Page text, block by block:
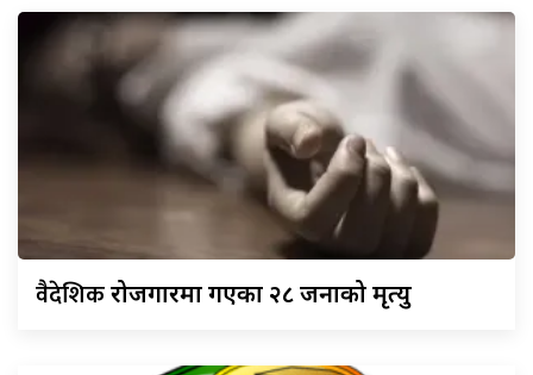
वैदेशिकरोजगारमा गएका २८ जनाको मृत्यु